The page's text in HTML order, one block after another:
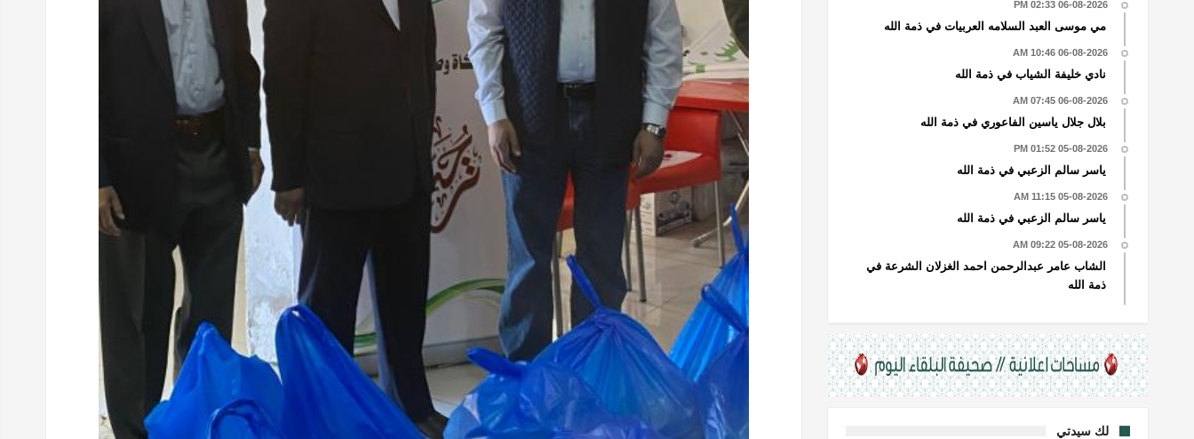
06-08-2026 02:33 PM
مي موسى العبد السلامه العربيات في ذمة الله
06-08-2026 10:46 AM
نادي خليفة الشياب في ذمة الله
06-08-2026 07:45 AM
بلال جلال ياسين الفاعوري في ذمة الله
05-08-2026 01:52 PM
ياسر سالم الزعبي في ذمة الله
05-08-2026 11:15 AM
ياسر سالم الزعبي في ذمة الله
05-08-2026 09:22 AM
الشاب عامر عبدالرحمن احمد الغزلان الشرعة في
ذمة الله
لك سيدتي